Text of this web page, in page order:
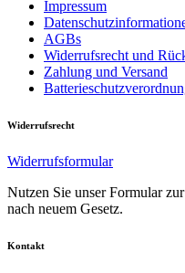
Impressum
AGBs
Widerrufsrecht und
Zahlung und Versand
Widerrufsrecht
Widerrufsformular
Nutzen Sie unser Formular
nach neuem Gesetz.
Kontakt